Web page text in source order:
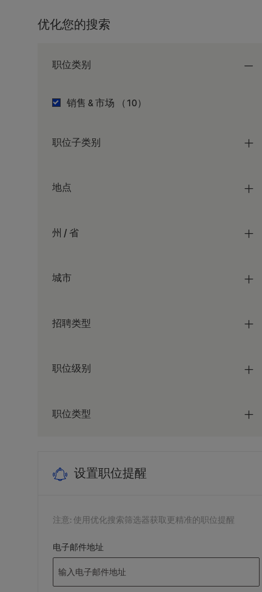
优化您的搜索
职位类别
职位类别销售 & 市场 （10）
职位子类别
地点
州 / 省
城市
招聘类型
职位级别
职位类型
设置职位提醒
注意: 使用优化搜索筛选器获取更精准的职位提醒
电子邮件地址